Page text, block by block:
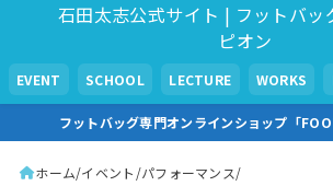
石田太志公式サイト | フットバッ
ピオン
EVENT SCHOOL LECTURE WORKS
フットバッグ専門オンラインショップ「
ホーム イベント/パフォーマンス